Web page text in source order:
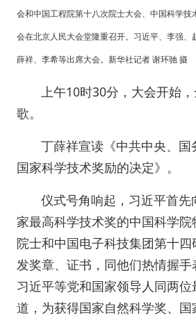
会和中国工程院第十八次院士大会、中国科学技
会在北京人民大会堂隆重召开。习近平、李强、
薛祥、李希等出席大会。新华社记者 谢环驰 摄
上午10时30分，大会开始
歌。
丁薛祥宣读《中共中央、国
国家科学技术奖励的决定》。
仪式号角响起，习近平首先
家最高科学技术奖的中国科学
院士和中国电子科技集团第十
发奖章、证书，同他们热情握手
习近平等党和国家领导人同两
道，为获得国家自然科学奖、